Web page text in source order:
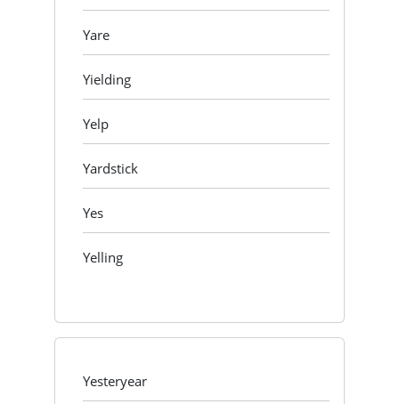
Yare
Yielding
Yelp
Yardstick
Yes
Yelling
Yesteryear